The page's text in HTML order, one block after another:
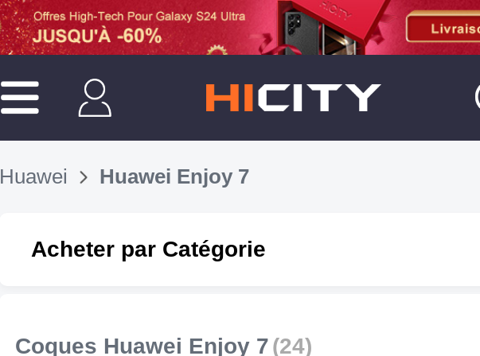
Huawei Huawei Enjoy 7
Acheter par Catégorie
Coques Huawei Enjoy 7(24)